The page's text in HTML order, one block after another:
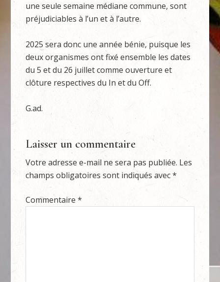
une seule semaine médiane commune, sont
préjudiciables à l’un et à l’autre.
2025 sera donc une année bénie, puisque les
deux organismes ont fixé ensemble les dates
du 5 et du 26 juillet comme ouverture et
clôture respectives du In et du Off.
G.ad.
Laisser un commentaire
Votre adresse e-mail ne sera pas publiée. Les
champs obligatoires sont indiqués avec*
Commentaire*